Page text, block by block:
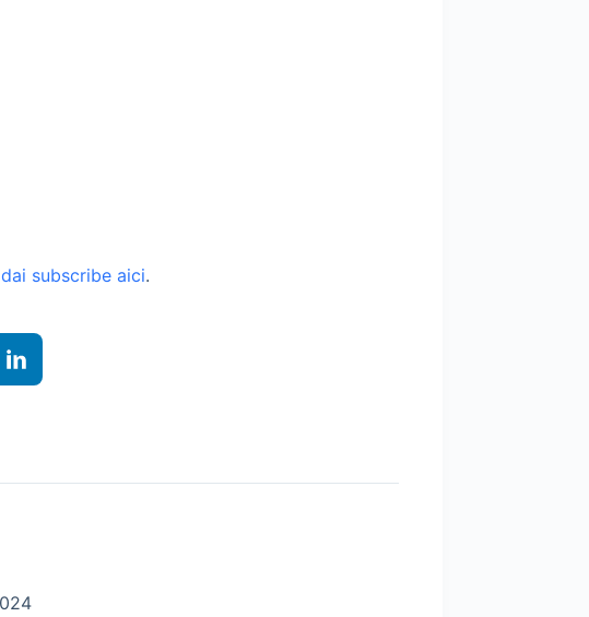
subscribe aici.